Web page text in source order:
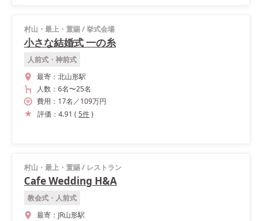
村山・最上・置賜/挙式会場
小さな結婚式 一の糸
人前式・神前式
最寄： 北山形駅
人数： 6名〜25名
費用： 17名 ／109万円
評価： 4.91 ( 5件)
村山・最上・置賜/ レストラン
Cafe Wedding H&A
教会式・人前式
最寄： JR山形駅